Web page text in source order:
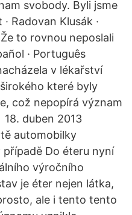
svobody. Byli jsme
Radovan Klusák ·
to rovnou neposlali
· Português
v lékařství
které byly
což nepopírá význam
duben 2013
automobilky
Do éteru nyní
výročního
je éter nejen látka,
ale i tento tento